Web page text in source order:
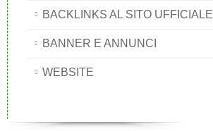
BACKLINKS AL SITO UFFICIALE
BANNER E ANNUNCI
WEBSITE